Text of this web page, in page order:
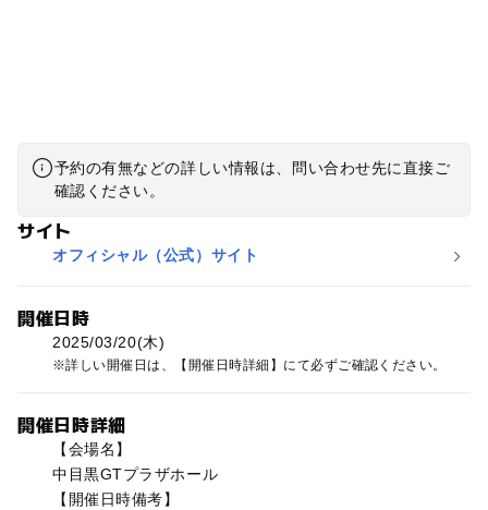
予約の有無などの詳しい情報は、問い合わせ先に直接ご
確認ください。
サイト
オフィシャル（公式）サイト
開催日時
2025/03/20(木)
詳しい開催日は、【開催日時詳細】にて必ずご確認ください。
開催日時詳細
【会場名】
中目黒GTプラザホール
【開催日時備考】